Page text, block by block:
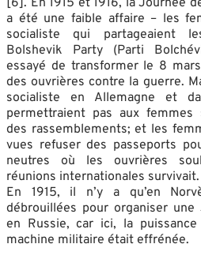
a été une faible affaire – les
socialiste qui partageaient
Bolshevik Party (Parti
essayé de transformer le 8
des ouvrières contre la guerre.
socialiste en Allemagne et
permettraient pas aux femmes
des rassemblements; et les
vues refuser des passeports
neutres où les ouvrières
réunions internationales survivait.
En 1915, il n’y a qu’en
débrouillées pour organiser
en Russie, car ici, la
machine militaire était effrénée.